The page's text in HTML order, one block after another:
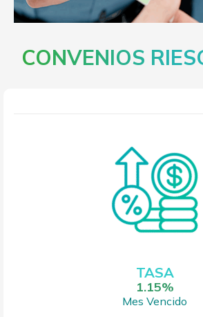
CONVENIOS
TASA
1.15%
Mes Vencido